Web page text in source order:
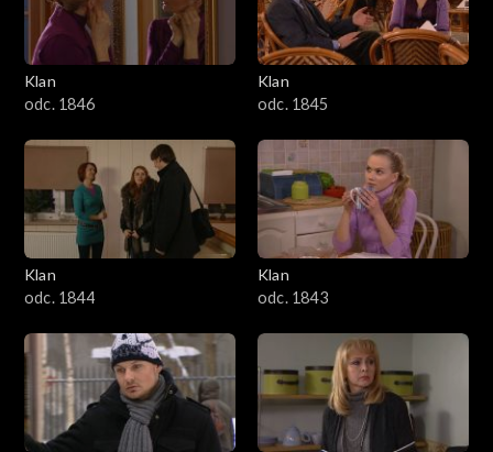
Klan
odc. 1846
Klan
odc. 1845
Klan
odc. 1844
Klan
odc. 1843